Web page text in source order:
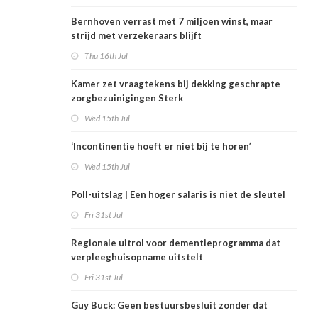
Bernhoven verrast met 7 miljoen winst, maar
strijd met verzekeraars blijft
Thu 16th Jul
Kamer zet vraagtekens bij dekking geschrapte
zorgbezuinigingen Sterk
Wed 15th Jul
‘Incontinentie hoeft er niet bij te horen’
Wed 15th Jul
Poll-uitslag | Een hoger salaris is niet de sleutel
Fri 31st Jul
Regionale uitrol voor dementieprogramma dat
verpleeghuisopname uitstelt
Fri 31st Jul
Guy Buck: Geen bestuursbesluit zonder dat